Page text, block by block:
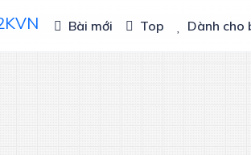
Bài mới Top Dành cho